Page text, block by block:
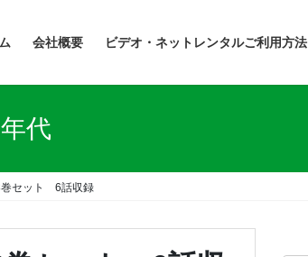
会社概要 ビデオ・ネットレンタルご利用方法
代
巻セット 6話収録